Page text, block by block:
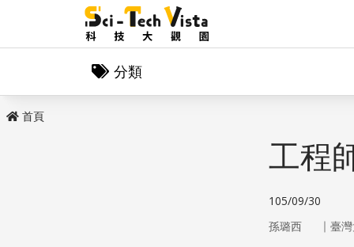
分類
首頁
工程
105/09/30
孫璐西 ｜ 臺